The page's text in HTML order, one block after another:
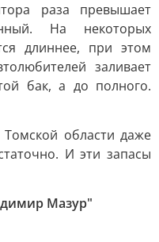
раза превышает
На некоторых
длиннее, при этом
заливает
бак, а до полного.
области даже
И эти запасы
Мазур"